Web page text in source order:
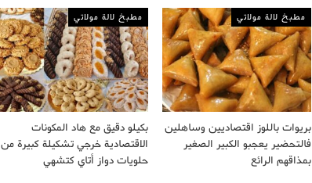
مطبخ لالة مولاتي
بريوات باللوز اقتصاديين وساهلين
فالتحضير يعجبو الكبير الصغير
بمذاقهم الرائع
مطبخ لالة مولاتي
بكيلو دقيق مع هاد المكونات
الاقتصادية خرجي تشكيلة كبيرة من
حلويات دواز أتاي كتشهي